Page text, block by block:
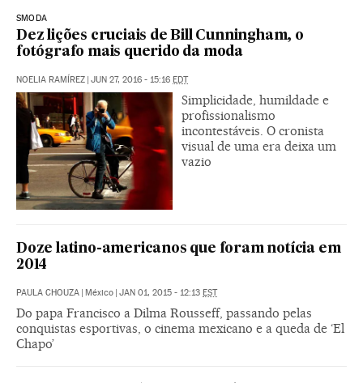
SMODA
Dez lições cruciais de Bill Cunningham, o
fotógrafo mais querido da moda
NOELIA RAMÍREZ JUN 27, 2016 - 15:16 EDT
Simplicidade, humildade e
profissionalismo
incontestáveis. O cronista
visual de uma era deixa um
vazio
Doze latino-americanos que foram notícia em
2014
PAULA CHOUZA | México | JAN 01, 2015 - 12:13 EST
Do papa Francisco a Dilma Rousseff, passando pelas
conquistas esportivas, o cinema mexicano e a queda de ‘El
Chapo’